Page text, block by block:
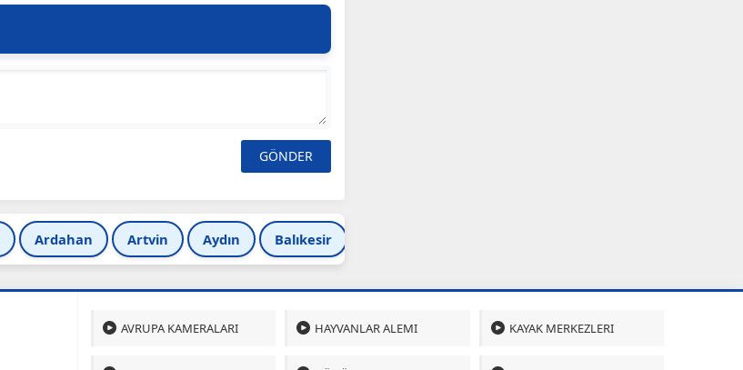
Ardahan Artvin Aydın Balıkesir
AVRUPA KAMERALARI HAYVANLAR ALEMI KAYAK MERKEZLERI